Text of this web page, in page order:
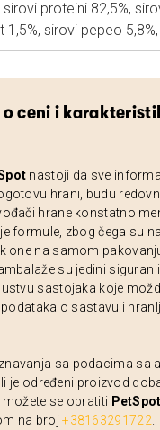
sirovi proteini 82,5%,
1,5%, sirovi pepeo
ceni i
nastoji da sve
hrani, budu
hrane konstatno
formule, zbog čega su
one na samom
su jedini siguran
sastojaka koje
podataka o sastavu i
sa podacima sa
je određeni proizvod
se obratiti
na broj+38163291722